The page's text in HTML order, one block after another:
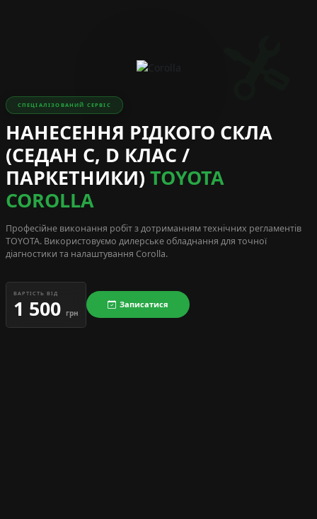
СПЕЦІАЛІЗОВАНИЙ СЕРВІС
НАНЕСЕННЯ РІДКОГО СКЛА
(СЕДАН C, D КЛАС /
ПАРКЕТНИКИ) TOYOTA
COROLLA
Професійне виконання робіт з дотриманням технічних регламентів
TOYOTA. Використовуємо дилерське обладнання для точної
діагностики та налаштування Corolla.
ВАРТІСТЬ ВІД
1 500 грн
Записатися